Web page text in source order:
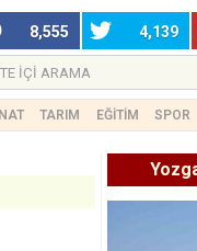
8,555 4,139
TARIM EĞİTİM SPOR